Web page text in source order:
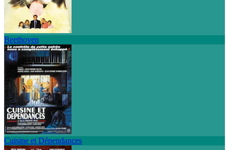
Beethoven
Cuisine et Dépendances